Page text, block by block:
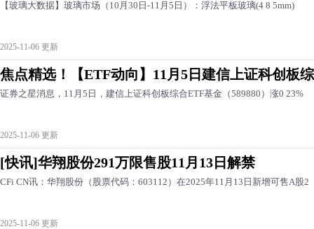
【玻璃大数据】玻璃市场（10月30日-11月5日）：浮法平板玻璃(4 8 5mm)
2025-11-06 更新
焦点精选！【ETF动向】11月5日建信上证科创板综
证券之星消息，11月5日，建信上证科创板综合ETF基金（589880）涨0 23%
2025-11-06 更新
[快讯]华翔股份291万限售股11月13日解禁
CFi CN讯：华翔股份（股票代码：603112）在2025年11月13日新增可售A股2
2025-11-06 更新